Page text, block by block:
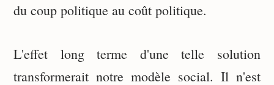
du coup politique au coût politique.
L'effet long terme d'une telle solution
transformerait notre modèle social. Il n'est